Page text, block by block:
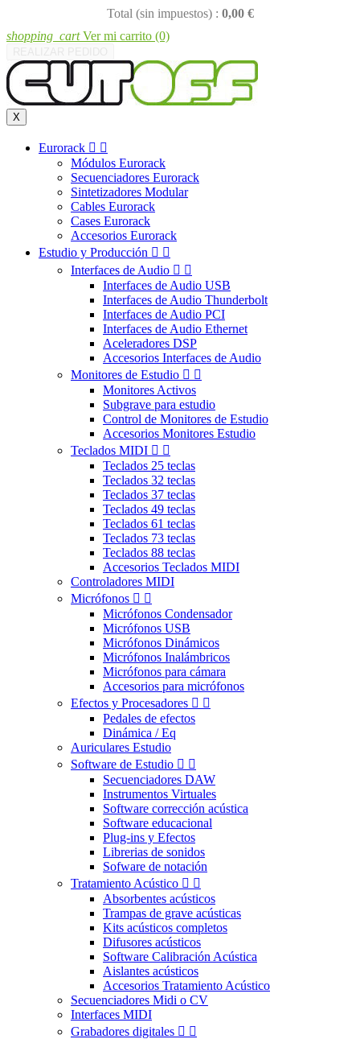
Total (sin impuestos) : 0,00 €
shopping_cart Ver mi carrito (0)
X
Eurorack  
Módulos Eurorack
Secuenciadores Eurorack
Sintetizadores Modular
Cables Eurorack
Cases Eurorack
Accesorios Eurorack
Estudio y Producción  
Interfaces de Audio  
Interfaces de Audio USB
Interfaces de Audio Thunderbolt
Interfaces de Audio PCI
Interfaces de Audio Ethernet
Aceleradores DSP
Accesorios Interfaces de Audio
Monitores de Estudio  
Monitores Activos
Subgrave para estudio
Control de Monitores de Estudio
Accesorios Monitores Estudio
Teclados MIDI  
Teclados 25 teclas
Teclados 32 teclas
Teclados 37 teclas
Teclados 49 teclas
Teclados 61 teclas
Teclados 73 teclas
Teclados 88 teclas
Accesorios Teclados MIDI
Controladores MIDI
Micrófonos  
Micrófonos Condensador
Micrófonos USB
Micrófonos Dinámicos
Micrófonos Inalámbricos
Micrófonos para cámara
Accesorios para micrófonos
Efectos y Procesadores  
Pedales de efectos
Dinámica / Eq
Auriculares Estudio
Software de Estudio  
Secuenciadores DAW
Instrumentos Virtuales
Software corrección acústica
Software educacional
Plug-ins y Efectos
Librerias de sonidos
Sofware de notación
Tratamiento Acústico  
Absorbentes acústicos
Trampas de grave acústicas
Kits acústicos completos
Difusores acústicos
Software Calibración Acústica
Aislantes acústicos
Accesorios Tratamiento Acústico
Secuenciadores Midi o CV
Interfaces MIDI
Grabadores digitales  